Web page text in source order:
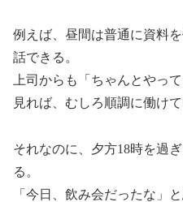
例えば、昼間は普通に資料
話できる。
上司からも「ちゃんとやっ
見れば、むしろ順調に働け
それなのに、夕方18時を過
る。
「今日、飲み会だったな」